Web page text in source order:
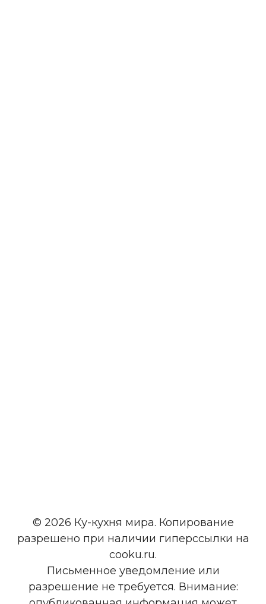
© 2026 Ку-кухня мира. Копирование
разрешено при наличии гиперссылки на
cooku.ru.
Письменное уведомление или
разрешение не требуется. Внимание: